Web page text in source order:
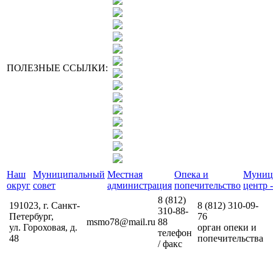
ПОЛЕЗНЫЕ ССЫЛКИ:
Наш
округ
Муниципальный
совет
Местная
администрация
Опека и
попечительство центр
191023, г. Санкт-
Петербург,
ул. Гороховая, д.
48
msmo78@mail.ru
8 (812)
310-88-
88
телефон
/ факс
8 (812) 310-09-
76
орган опеки и
попечительства